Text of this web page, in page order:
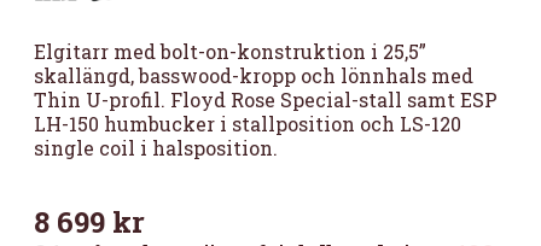
Elgitarr med bolt-on-konstruktion i 25,5”
skallängd, basswood-kropp och lönnhals med
Thin U-profil. Floyd Rose Special-stall samt ESP
LH-150 humbucker i stallposition och LS-120
single coil i halsposition.
8 699 kr